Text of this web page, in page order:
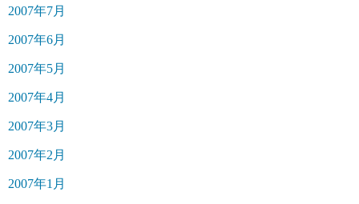
2007年7月
2007年6月
2007年5月
2007年4月
2007年3月
2007年2月
2007年1月